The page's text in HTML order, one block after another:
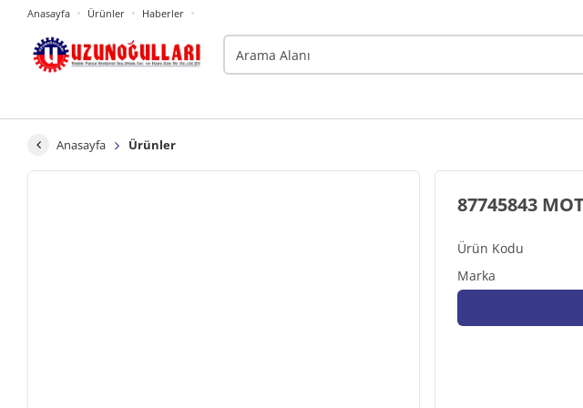
Anasayfa Ürünler Haberler
Anasayfa Ürünler